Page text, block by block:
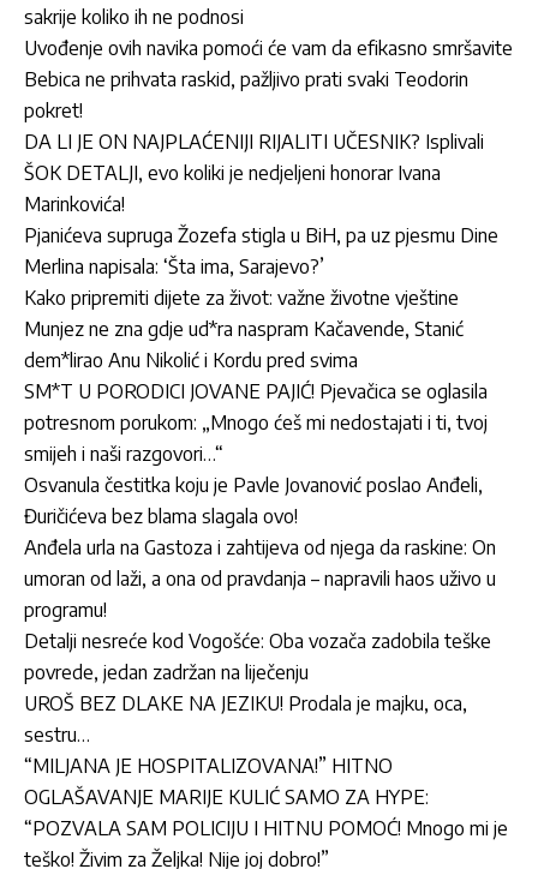
sakrije koliko ih ne podnosi
Uvođenje ovih navika pomoći će vam da efikasno smršavite
Bebica ne prihvata raskid, pažljivo prati svaki Teodorin
pokret!
DA LI JE ON NAJPLAĆENIJI RIJALITI UČESNIK? Isplivali
ŠOK DETALJI, evo koliki je nedjeljeni honorar Ivana
Marinkovića!
Pjanićeva supruga Žozefa stigla u BiH, pa uz pjesmu Dine
Merlina napisala: ‘Šta ima, Sarajevo?’
Kako pripremiti dijete za život: važne životne vještine
Munjez ne zna gdje ud*ra naspram Kačavende, Stanić
dem*lirao Anu Nikolić i Kordu pred svima
SM*T U PORODICI JOVANE PAJIĆ! Pjevačica se oglasila
potresnom porukom: „Mnogo ćeš mi nedostajati i ti, tvoj
smijeh i naši razgovori…“
Osvanula čestitka koju je Pavle Jovanović poslao Anđeli,
Đuričićeva bez blama slagala ovo!
Anđela urla na Gastoza i zahtijeva od njega da raskine: On
umoran od laži, a ona od pravdanja – napravili haos uživo u
programu!
Detalji nesreće kod Vogošće: Oba vozača zadobila teške
povrede, jedan zadržan na liječenju
UROŠ BEZ DLAKE NA JEZIKU! Prodala je majku, oca,
sestru…
“MILJANA JE HOSPITALIZOVANA!” HITNO
OGLAŠAVANJE MARIJE KULIĆ SAMO ZA HYPE:
“POZVALA SAM POLICIJU I HITNU POMOĆ! Mnogo mi je
teško! Živim za Željka! Nije joj dobro!”